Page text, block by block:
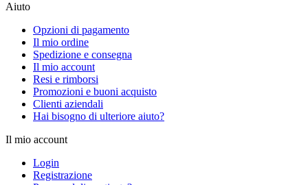
Aiuto
Opzioni di pagamento
Il mio ordine
Spedizione e consegna
Il mio account
Resi e rimborsi
Promozioni e buoni acquisto
Clienti aziendali
Hai bisogno di ulteriore aiuto?
Il mio account
Login
Registrazione